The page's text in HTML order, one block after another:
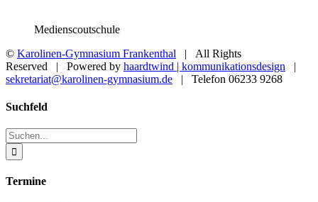
Medienscoutschule
© Karolinen-Gymnasium Frankenthal | All Rights
Reserved | Powered by haardtwind | kommunikationsdesign |
sekretariat@karolinen-gymnasium.de | Telefon 06233 9268
Toggle
Bar
Area
Suchfeld
Suche
nach:
Termine